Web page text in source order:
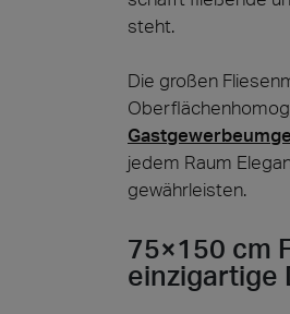
steht.
Die großen
jedem Raum
gewährleisten.
75×150 cm
einzigartige